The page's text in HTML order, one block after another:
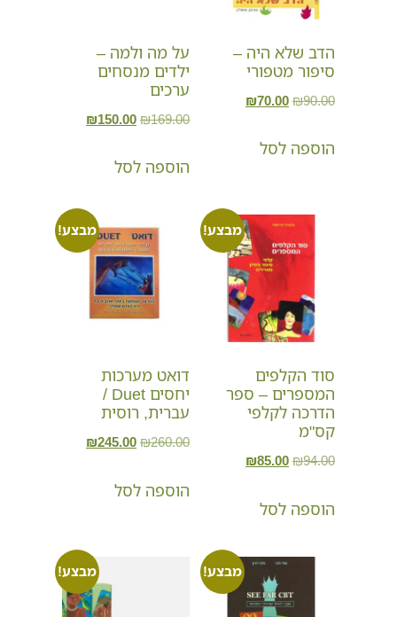
הדב שלא היה –
סיפור מטפורי
₪90.00
₪70.00
הוספה לסל
על מה ולמה –
ילדים מנסחים
ערכים
₪169.00
₪150.00
הוספה לסל
מבצע!
סוד הקלפים
המספרים – ספר
הדרכה לקלפי
קס"מ
₪94.00
₪85.00
הוספה לסל
מבצע!
דואט מערכות
יחסים Duet /
עברית, רוסית
₪260.00
₪245.00
הוספה לסל
מבצע! מבצע!